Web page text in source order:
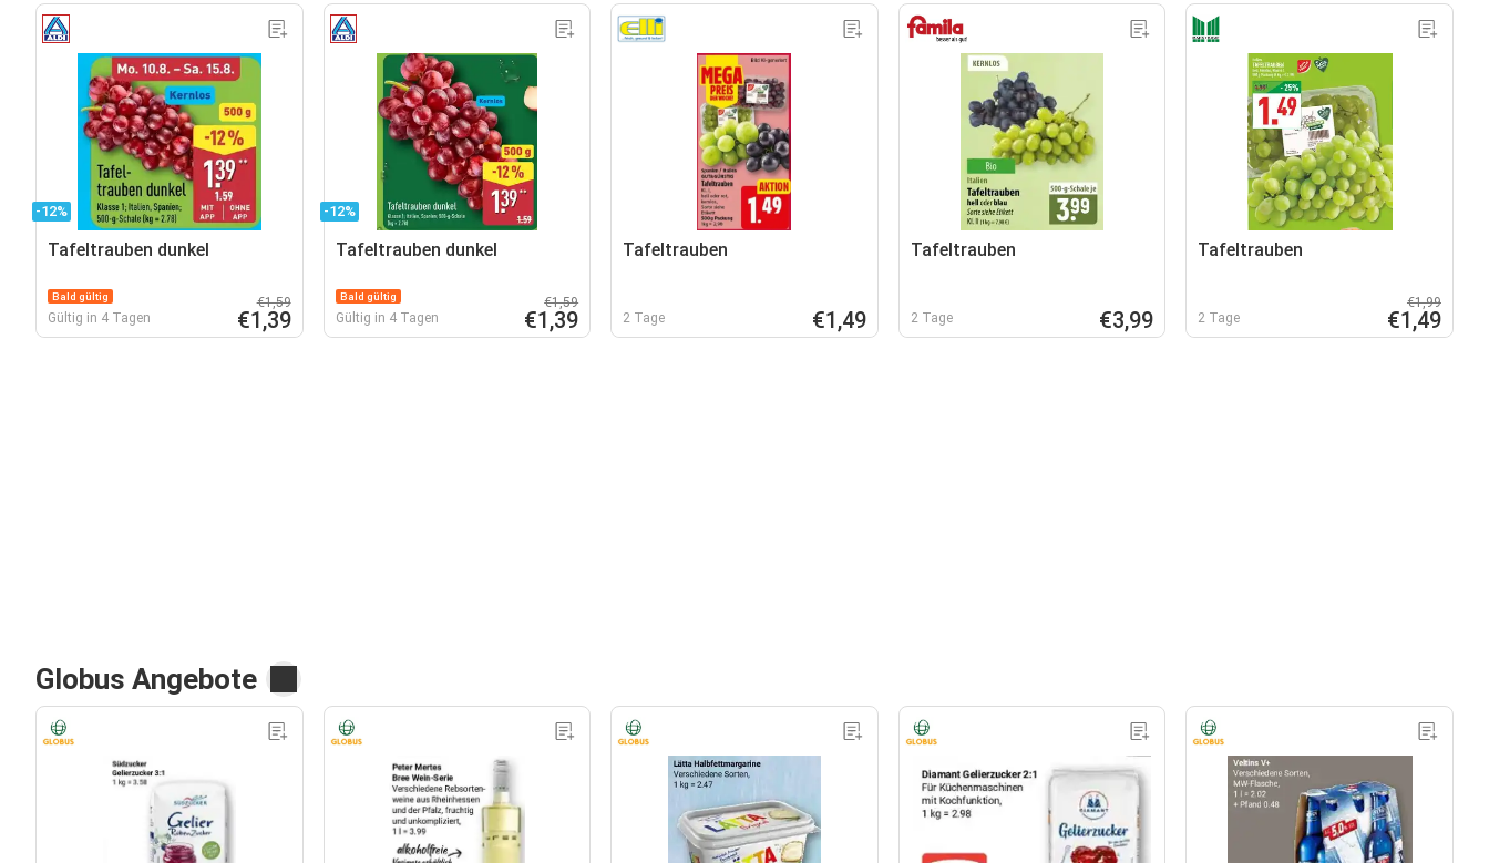
-12%
Tafeltrauben dunkel
Bald gültig
Gültig in 4 Tagen
€1,59
€1,39
-12%
Tafeltrauben dunkel
Bald gültig
Gültig in 4 Tagen
€1,59
€1,39
Tafeltrauben
2 Tage €1,49
Tafeltrauben
2 Tage €3,99
Tafeltrauben
2 Tage
€1,99
€1,49
Globus Angebote